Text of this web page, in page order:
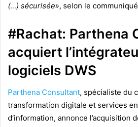
(…) sécurisée», selon le
#Rachat: Parthena
acquiert
logiciels DWS
Parthena Consultant, spécialiste du
transformation digitale et services
d’information, annonce l’acquisition